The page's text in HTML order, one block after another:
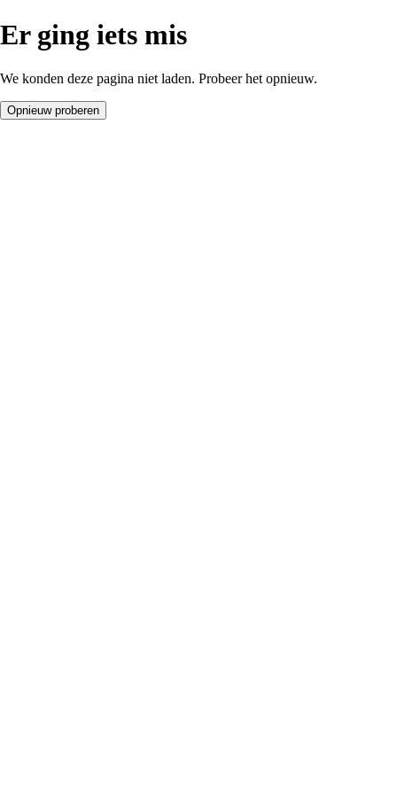
Er ging iets mis
We konden deze pagina niet laden. Probeer het opnieuw.
Opnieuw proberen